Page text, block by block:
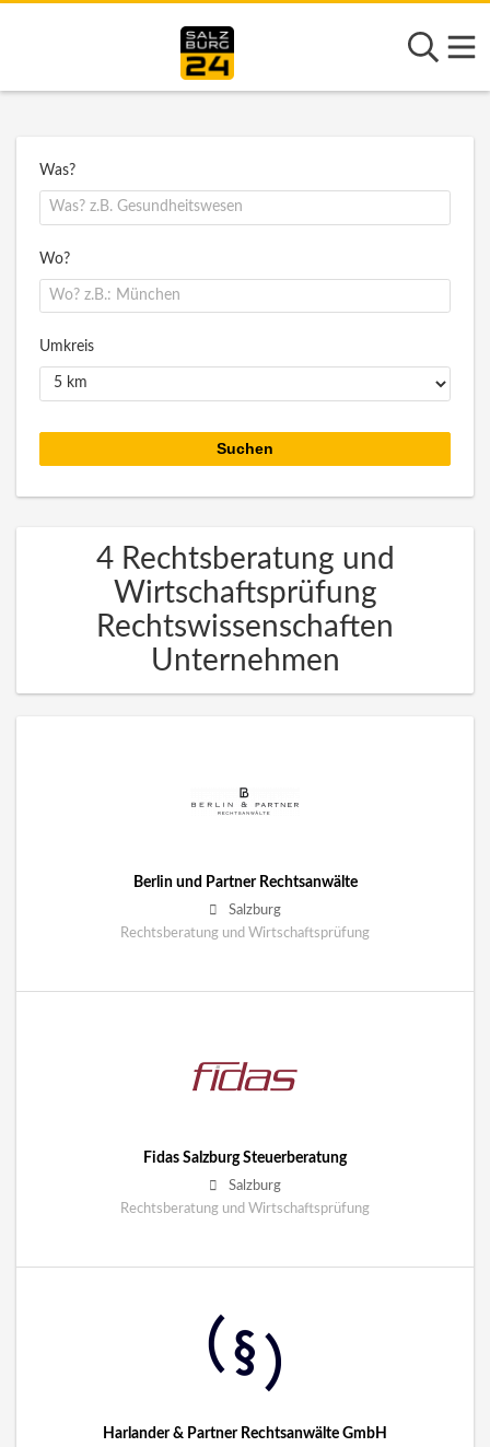
Was?
Wo?
Umkreis
4 Rechtsberatung und
Wirtschaftsprüfung
Rechtswissenschaften
Unternehmen
Berlin und Partner Rechtsanwälte
Salzburg
Rechtsberatung und Wirtschaftsprüfung
Fidas Salzburg Steuerberatung
Salzburg
Rechtsberatung und Wirtschaftsprüfung
Harlander & Partner Rechtsanwälte GmbH